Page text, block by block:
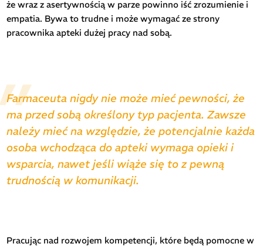
że wraz z asertywnością w parze powinno iść zrozumienie i
empatia. Bywa to trudne i może wymagać ze strony
pracownika apteki dużej pracy nad sobą.
Farmaceuta nigdy nie może mieć pewności, że
ma przed sobą określony typ pacjenta. Zawsze
należy mieć na względzie, że potencjalnie każda
osoba wchodząca do apteki wymaga opieki i
wsparcia, nawet jeśli wiąże się to z pewną
trudnością w komunikacji.
Pracując nad rozwojem kompetencji, które będą pomocne w